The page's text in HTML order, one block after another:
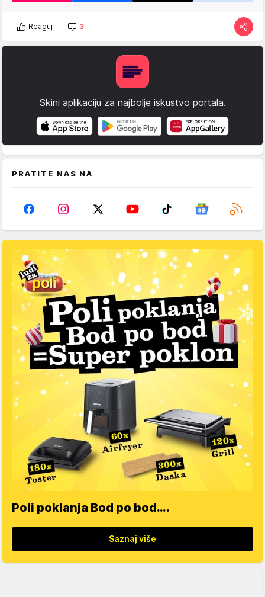
Reaguj 3
Skini aplikaciju za najbolje iskustvo portala.
PRATITE NAS NA
Poli poklanja Bod po bod….
Saznaj više